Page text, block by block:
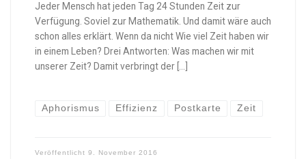
Jeder Mensch hat jeden Tag 24 Stunden Zeit zur
Verfügung. Soviel zur Mathematik. Und damit wäre auch
schon alles erklärt. Wenn da nicht Wie viel Zeit haben wir
in einem Leben? Drei Antworten: Was machen wir mit
unserer Zeit? Damit verbringt der […]
Aphorismus Effizienz Postkarte Zeit
Veröffentlicht 9. November 2016